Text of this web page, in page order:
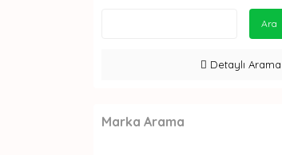
Ara
Detaylı Arama
Marka Arama